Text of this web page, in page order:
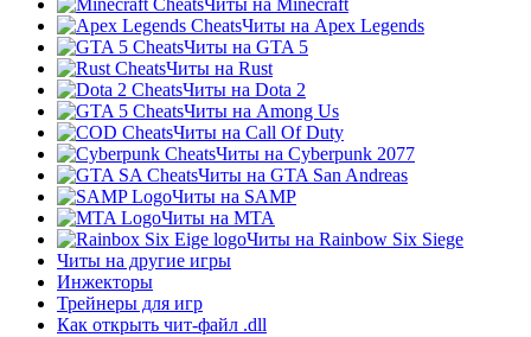
Читы на Minecraft
Читы на Apex Legends
Читы на GTA 5
Читы на Rust
Читы на Dota 2
Читы на Among Us
Читы на Call Of Duty
Читы на Cyberpunk 2077
Читы на GTA San Andreas
Читы на SAMP
Читы на МТА
Читы на Rainbow Six Siege
Читы на другие игры
Инжекторы
Трейнеры для игр
Как открыть чит-файл .dll